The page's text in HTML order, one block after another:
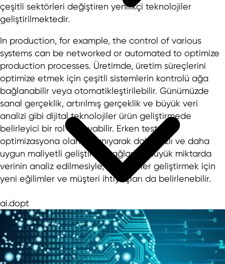
Misyonumuz
çeşitli sektörleri değiştiren yenilikçi teknolojiler
geliştirilmektedir.
In production, for example, the control of various
systems can be networked or automated to optimize
production processes. Üretimde, üretim süreçlerini
optimize etmek için çeşitli sistemlerin kontrolü ağa
bağlanabilir veya otomatikleştirilebilir. Günümüzde
sanal gerçeklik, artırılmış gerçeklik ve büyük veri
analizi gibi dijital teknolojiler ürün geliştirmede
belirleyici bir rol oynayabilir. Erken test ve
optimizasyona olanak tanıyarak daha hızlı ve daha
uygun maliyetli geliştirme sağlarlar. Büyük miktarda
verinin analiz edilmesiyle, yeni fikirler geliştirmek için
yeni eğilimler ve müşteri ihtiyaçları da belirlenebilir.
ai.dopt